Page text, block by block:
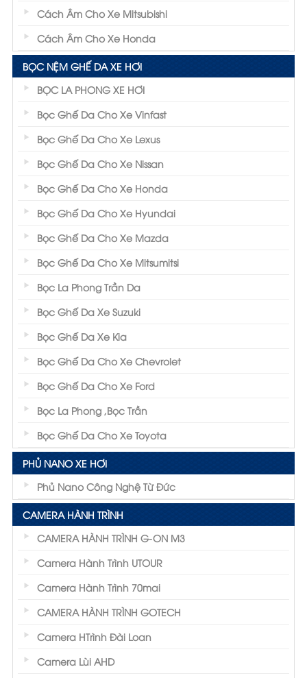
Cách Âm Cho Xe Mitsubishi
Cách Âm Cho Xe Honda
BỌC NỆM GHẾ DA XE HƠI
BỌC LA PHONG XE HƠI
Bọc Ghế Da Cho Xe Vinfast
Bọc Ghế Da Cho Xe Lexus
Bọc Ghế Da Cho Xe Nissan
Bọc Ghế Da Cho Xe Honda
Bọc Ghế Da Cho Xe Hyundai
Bọc Ghế Da Cho Xe Mazda
Bọc Ghế Da Cho Xe Mitsumitsi
Bọc La Phong Trần Da
Bọc Ghế Da Xe Suzuki
Bọc Ghế Da Xe Kia
Bọc Ghế Da Cho Xe Chevrolet
Bọc Ghế Da Cho Xe Ford
Bọc La Phong ,Bọc Trần
Bọc Ghế Da Cho Xe Toyota
PHỦ NANO XE HƠI
Phủ Nano Công Nghệ Từ Đức
CAMERA HÀNH TRÌNH
CAMERA HÀNH TRÌNH G-ON M3
Camera Hành Trình UTOUR
Camera Hành Trình 70mai
CAMERA HÀNH TRÌNH GOTECH
Camera HTrình Đài Loan
Camera Lùi AHD